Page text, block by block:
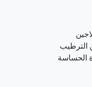
الترطيب
الحساسة